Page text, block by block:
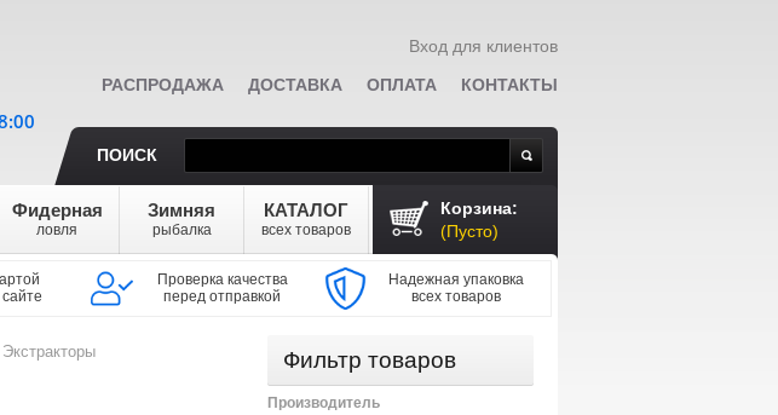
Вход для клиентов
Корзина:
(Пусто)
РАСПРОДАЖА ДОСТАВКА ОПЛАТА КОНТАКТЫ
ПОИСК
Фидерная
ловля
Зимняя
рыбалка
КАТАЛОГ
всех товаров
Проверка качества
перед отправкой
Надежная упаковка
всех товаров
Экстракторы Фильтр товаров
Производитель